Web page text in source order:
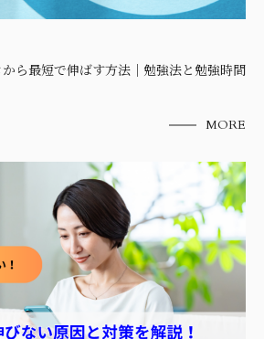
ら最短で伸ばす方法｜勉強法と勉強時間
MORE